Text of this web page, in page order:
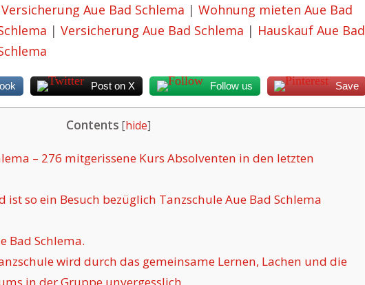
Versicherung Aue Bad Schlema | Wohnung mieten Aue Bad
| Versicherung Aue Bad Schlema | Hauskauf Aue Bad
Post on X Follow us Save
Contents [hide]
– 276 mitgerissene Kurs Absolventen in den letzten
ist so ein Besuch bezüglich Tanzschule Aue Bad Schlema
Bad Schlema.
wird durch das gemeinsame Lernen, Lachen und die
in der Gruppe unvergesslich.